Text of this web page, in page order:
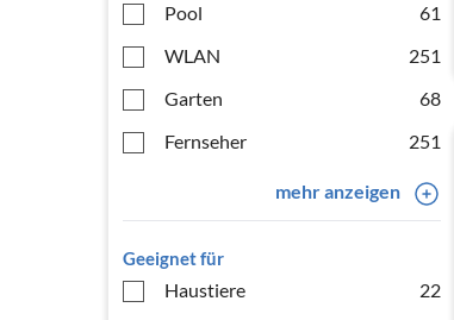
Pool
61
WLAN
251
Garten
68
Fernseher
251
mehr anzeigen
Geeignet für
Haustiere
22